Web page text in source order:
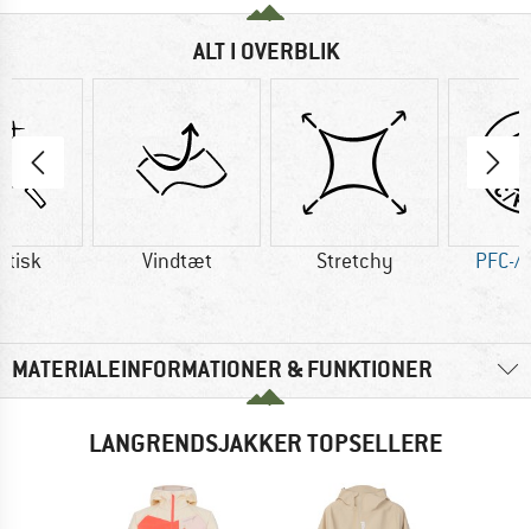
ALT I OVERBLIK
Vindtæt Stretchy PFC-/
MATERIALEINFORMATIONER & FUNKTIONER
LANGRENDSJAKKER TOPSELLERE